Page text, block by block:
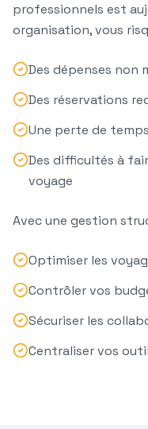
professionnels est
organisation, vous
Des dépenses non
Des réservations
Une perte de
Des difficultés à
voyage
Avec une gestion
Optimiser les
Contrôler vos
Sécuriser les
Centraliser vos